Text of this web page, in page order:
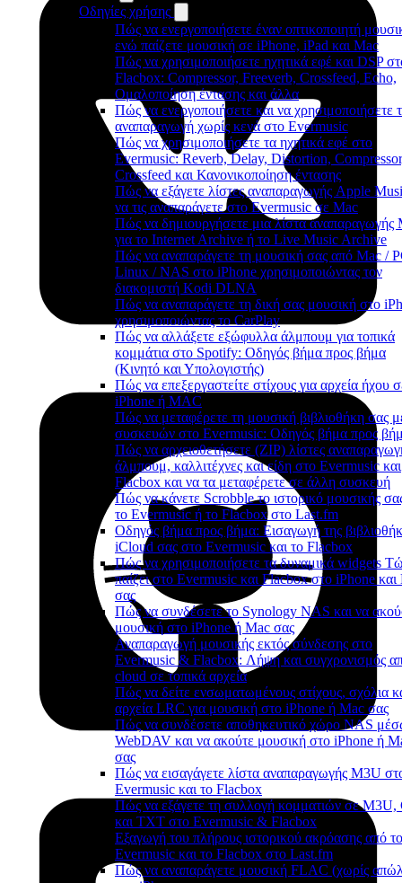
Οδηγίες χρήσης
Πώς να ενεργοποιήσετε έναν οπτικοποιητή
ενώ παίζετε μουσική σε iPhone, iPad και Mac
Πώς να χρησιμοποιήσετε ηχητικά εφέ και DSP
Flacbox: Compressor, Freeverb, Crossfeed, Echo,
Ομαλοποίηση έντασης και άλλα
Πώς να ενεργοποιήσετε και να χρησιμοποιήσετε
αναπαραγωγή χωρίς κενά στο Evermusic
Πώς να χρησιμοποιήσετε τα ηχητικά εφέ στο
Evermusic: Reverb, Delay, Distortion,
Crossfeed και Κανονικοποίηση έντασης
Πώς να εξάγετε λίστες αναπαραγωγής Apple
να τις αναπαράγετε στο Evermusic σε Mac
Πώς να δημιουργήσετε μια λίστα αναπαραγωγής
για το Internet Archive ή το Live Music Archive
Πώς να αναπαράγετε τη μουσική σας από Mac /
Linux / NAS στο iPhone χρησιμοποιώντας τον
διακομιστή Kodi DLNA
Πώς να αναπαράγετε τη δική σας μουσική στο
χρησιμοποιώντας το CarPlay
Πώς να αλλάξετε εξώφυλλα άλμπουμ για τοπικά
κομμάτια στο Spotify: Οδηγός βήμα προς βήμα
(Κινητό και Υπολογιστής)
Πώς να επεξεργαστείτε στίχους για αρχεία ήχου
iPhone ή MAC
Πώς να μεταφέρετε τη μουσική βιβλιοθήκη σας
συσκευών στο Evermusic: Οδηγός βήμα προς
Πώς να αρχειοθετήσετε (ZIP) λίστες
άλμπουμ, καλλιτέχνες και είδη στο Evermusic και
Flacbox και να τα μεταφέρετε σε άλλη συσκευή
Πώς να κάνετε Scrobble το ιστορικό μουσικής
το Evermusic ή το Flacbox στο Last.fm
Οδηγός βήμα προς βήμα: Εισαγωγή της
iCloud σας στο Evermusic και το Flacbox
Πώς να χρησιμοποιήσετε τα δυναμικά widgets
παίζει στο Evermusic και Flacbox στο iPhone και
σας
Πώς να συνδέσετε το Synology NAS και να
μουσική στο iPhone ή Mac σας
Αναπαραγωγή μουσικής εκτός σύνδεσης στο
Evermusic & Flacbox: Λήψη και συγχρονισμός
cloud σε τοπικά αρχεία
Πώς να δείτε ενσωματωμένους στίχους, σχόλια
αρχεία LRC για μουσική στο iPhone ή Mac σας
Πώς να συνδέσετε αποθηκευτικό χώρο NAS
WebDAV και να ακούτε μουσική στο iPhone ή
σας
Πώς να εισαγάγετε λίστα αναπαραγωγής M3U
Evermusic και το Flacbox
Πώς να εξάγετε τη συλλογή κομματιών σε M3U,
και TXT στο Evermusic & Flacbox
Εξαγωγή του πλήρους ιστορικού ακρόασης από το
Evermusic και το Flacbox στο Last.fm
Πώς να αναπαράγετε μουσική FLAC (χωρίς